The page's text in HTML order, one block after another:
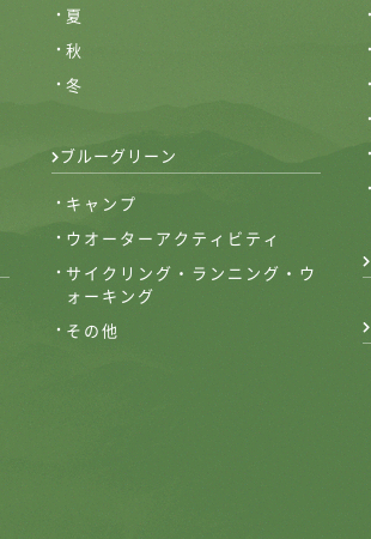
夏
秋
冬
ブルーグリーン
キャンプ
ウオーターアクティビティ
サイクリング・ランニング・ウ
ォーキング
その他